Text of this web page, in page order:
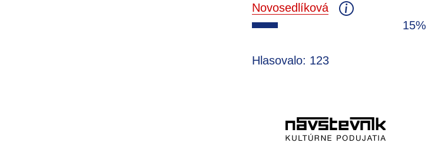
Novosedlíková
15%
Hlasovalo: 123